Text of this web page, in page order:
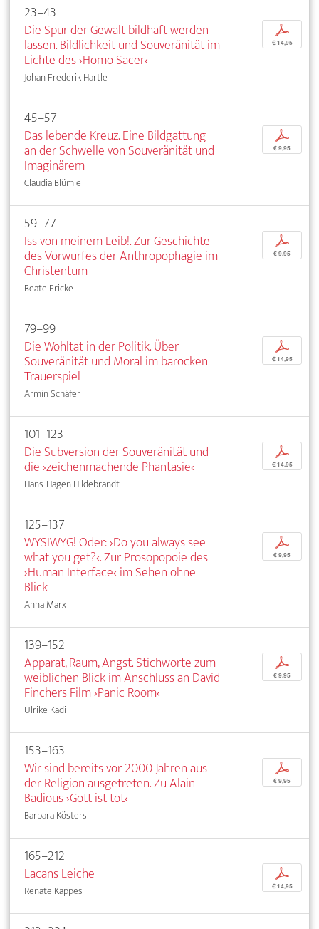
23–43
Die Spur der Gewalt bildhaft werden
lassen. Bildlichkeit und Souveränität im
Lichte des ›Homo Sacer‹
Johan Frederik Hartle
p
€ 14,95
45–57
Das lebende Kreuz. Eine Bildgattung
an der Schwelle von Souveränität und
Imaginärem
Claudia Blümle
p
€ 9,95
59–77
Iss von meinem Leib!. Zur Geschichte
des Vorwurfes der Anthropophagie im
Christentum
Beate Fricke
p
€ 9,95
79–99
Die Wohltat in der Politik. Über
Souveränität und Moral im barocken
Trauerspiel
Armin Schäfer
p
€ 14,95
101–123
Die Subversion der Souveränität und
die ›zeichenmachende Phantasie‹
Hans-Hagen Hildebrandt
p
€ 14,95
125–137
WYSIWYG! Oder: ›Do you always see
what you get?‹. Zur Prosopopoie des
›Human Interface‹ im Sehen ohne
Blick
Anna Marx
p
€ 9,95
139–152
Apparat, Raum, Angst. Stichworte zum
weiblichen Blick im Anschluss an David
Finchers Film ›Panic Room‹
Ulrike Kadi
p
€ 9,95
153–163
Wir sind bereits vor 2000 Jahren aus
der Religion ausgetreten. Zu Alain
Badious ›Gott ist tot‹
Barbara Kösters
p
€ 9,95
165–212
Lacans Leiche
Renate Kappes
p
€ 14,95